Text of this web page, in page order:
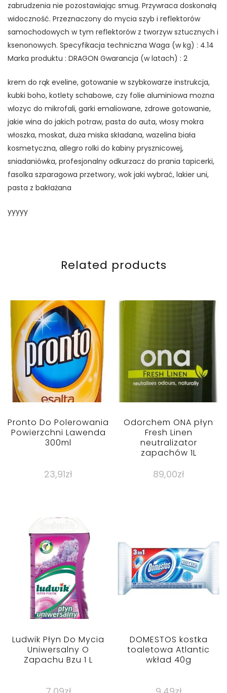
zabrudzenia nie pozostawiając smug. Przywraca doskonałą
widoczność. Przeznaczony do mycia szyb i reflektorów
samochodowych w tym reflektorów z tworzyw sztucznych i
ksenonowych. Specyfikacja techniczna Waga (w kg) : 4.14
Marka produktu : DRAGON Gwarancja (w latach) : 2
krem do rąk eveline, gotowanie w szybkowarze instrukcja,
kubki boho, kotlety schabowe, czy folie aluminiowa mozna
wlozyc do mikrofali, garki emaliowane, zdrowe gotowanie,
jakie wina do jakich potraw, pasta do auta, włosy mokra
włoszka, moskat, duża miska składana, wazelina biała
kosmetyczna, allegro rolki do kabiny prysznicowej,
sniadaniówka, profesjonalny odkurzacz do prania tapicerki,
fasolka szparagowa przetwory, wok jaki wybrać, lakier uni,
pasta z bakłażana
yyyyy
Related products
Pronto Do Polerowania
Powierzchni Lawenda
300ml
23,91zł
Odorchem ONA płyn
Fresh Linen
neutralizator
zapachów 1L
89,00zł
Ludwik Płyn Do Mycia
Uniwersalny O
Zapachu Bzu 1 L
DOMESTOS kostka
toaletowa Atlantic
wkład 40g